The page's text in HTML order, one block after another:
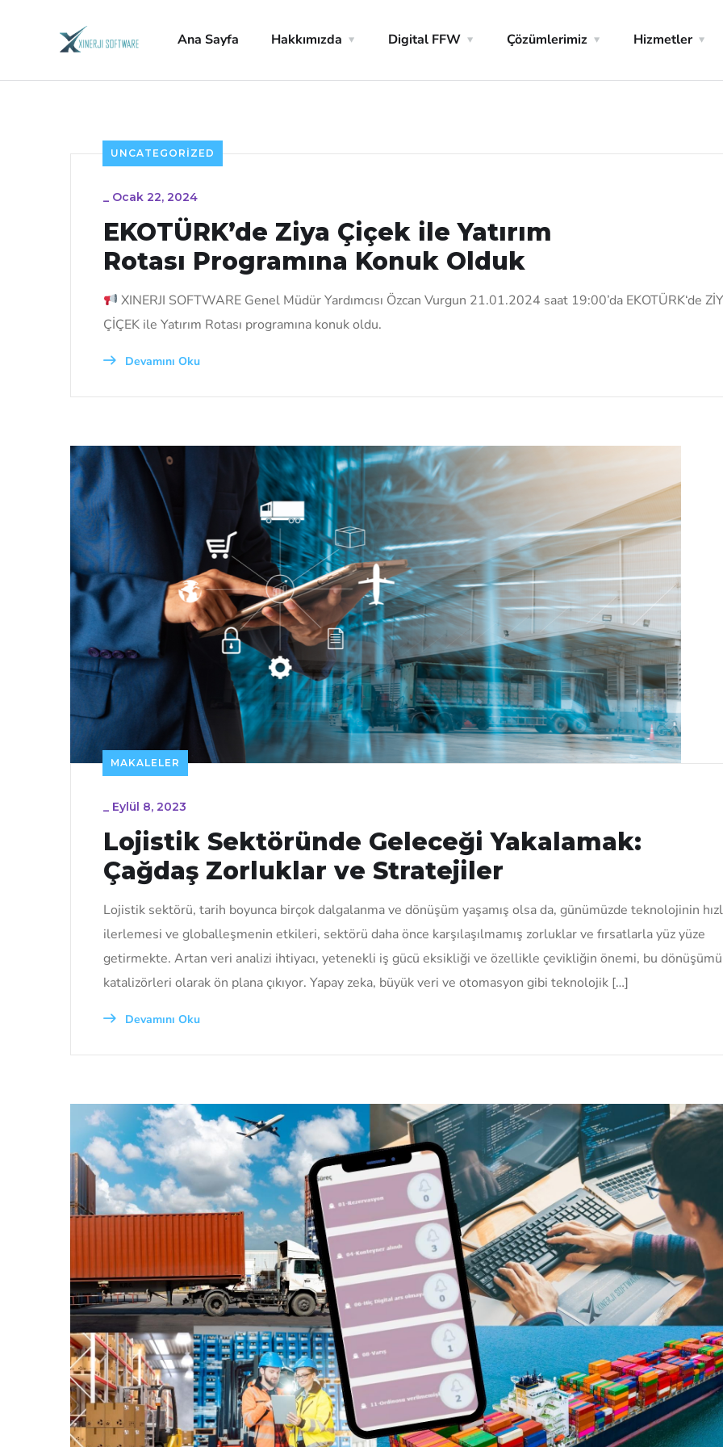
Ana Sayfa Hakkımızda Digital FFW Çözümlerimiz Hizmetler
UNCATEGORIZED
_ Ocak 22, 2024
EKOTÜRK’de Ziya Çiçek ile Yatırım
Rotası Programına Konuk Olduk
XINERJI SOFTWARE Genel Müdür Yardımcısı Özcan Vurgun 21.01.2024 saat 19:00’da EKOTÜRK‘de
ÇİÇEK ile Yatırım Rotası programına konuk oldu.
Devamını Oku
MAKALELER
_ Eylül 8, 2023
Lojistik Sektöründe Geleceği Yakalamak:
Çağdaş Zorluklar ve Stratejiler
Lojistik sektörü, tarih boyunca birçok dalgalanma ve dönüşüm yaşamış olsa da, günümüzde teknolojinin
ilerlemesi ve globalleşmenin etkileri, sektörü daha önce karşılaşılmamış zorluklar ve fırsatlarla yüz yüze
getirmekte. Artan veri analizi ihtiyacı, yetenekli iş gücü eksikliği ve özellikle çevikliğin önemi, bu
katalizörleri olarak ön plana çıkıyor. Yapay zeka, büyük veri ve otomasyon gibi teknolojik […]
Devamını Oku